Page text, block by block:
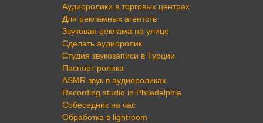
Аудиоролики в торговых центрах
Для рекламных агентств
Звуковая реклама на улице
Сделать аудиоролик
Студия звукозаписи в Турции
Паспорт ролика
ASMR звук в аудиороликах
Recording studio in Philadelphia
Собеседник на час
Обработка в lightroom